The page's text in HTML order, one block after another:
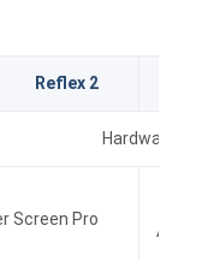
Reflex 2
Hardware
Screen Pro